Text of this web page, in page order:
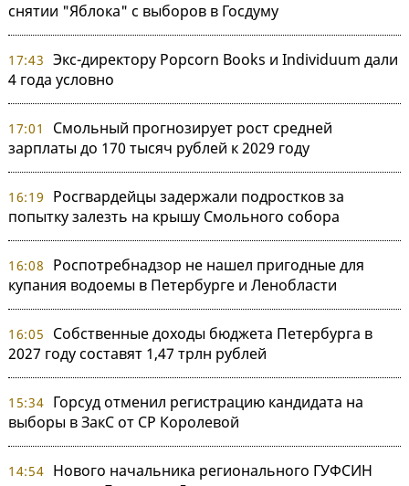
снятии "Яблока" с выборов в Госдуму
17:43 Экс-директору Popcorn Books и Individuum дали
4 года условно
17:01
Смольный прогнозирует рост средней
зарплаты до 170 тысяч рублей к 2029 году
16:19
Росгвардейцы задержали подростков за
попытку залезть на крышу Смольного собора
16:08
Роспотребнадзор не нашел пригодные для
купания водоемы в Петербурге и Ленобласти
16:05
Собственные доходы бюджета Петербурга в
2027 году составят 1,47 трлн рублей
15:34 Горсуд отменил регистрацию кандидата на
выборы в ЗакС от СР Королевой
14:54 Нового начальника регионального ГУФСИН